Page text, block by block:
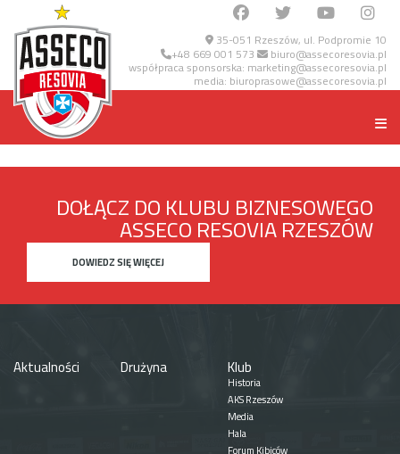
35-051 Rzeszów, ul. Podpromie 10
+48 669 001 573 biuro@assecoresovia.pl
współpraca sponsorska: marketing@assecoresovia.pl
media: biuroprasowe@assecoresovia.pl
DOŁĄCZ DO KLUBU BIZNESOWEGO
ASSECO RESOVIA RZESZÓW
DOWIEDZ SIĘ WIĘCEJ
Aktualności Drużyna Klub
Historia
AKS Rzeszów
Media
Hala
Forum Kibiców